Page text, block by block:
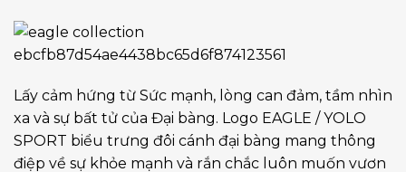
Lấy cảm hứng từ Sức mạnh, lòng can đảm, tầm nhìn
xa và sự bất tử của Đại bàng. Logo EAGLE / YOLO
SPORT biểu trưng đôi cánh đại bàng mang thông
điệp về sự khỏe mạnh và rắn chắc luôn muốn vươn